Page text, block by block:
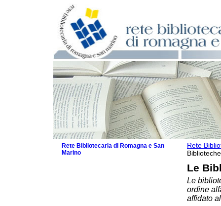
Rete
Biblioteche
Le
Le
ordine
affidato
Rete Bibliotecaria di Romagna e San
Marino